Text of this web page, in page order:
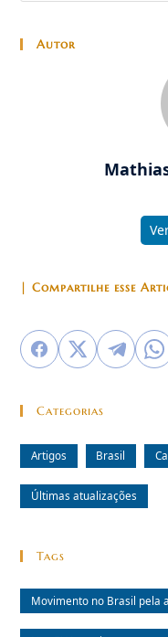
Autor
| Compartilhe esse
Categorias
Artigos Brasil
Últimas atualizações
Tags
Movimento no Brasil pela